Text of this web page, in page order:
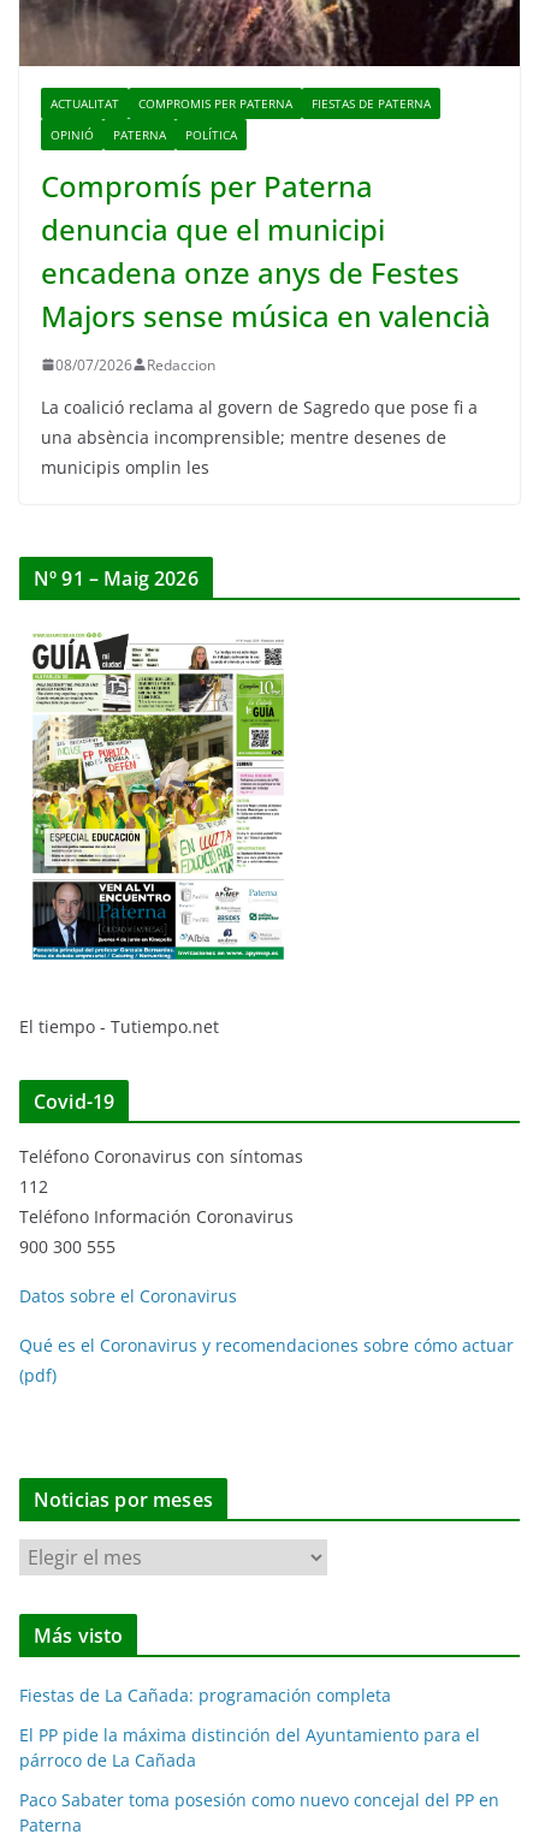
ACTUALITAT COMPROMIS PER PATERNA
FIESTAS DE PATERNA
OPINIÓ
PATERNA POLÍTICA
Compromís per Paterna
denuncia que el municipi
encadena onze anys de Festes
Majors sense música en valencià
08/07/2026 Redaccion
La coalició reclama al govern de Sagredo que pose fi a
una absència incomprensible; mentre desenes de
municipis omplin les
Nº 91 – Maig 2026
El tiempo - Tutiempo.net
Covid-19
Teléfono Coronavirus con síntomas
112
Teléfono Información Coronavirus
900 300 555
Datos sobre el Coronavirus
Qué es el Coronavirus y recomendaciones sobre cómo actuar
(pdf)
Noticias por meses
N
t
i
a
s
p
o
Más visto
Fiestas de La Cañada: programación completa
El PP pide la máxima distinción del Ayuntamiento para el
párroco de La Cañada
Paco Sabater toma posesión como nuevo concejal del PP en
Paterna